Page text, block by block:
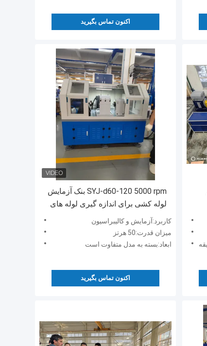
اکنون تماس بگیرید
SYJ-d60-120 5000 rpm بنک آزمایش
لوله کشی برای اندازه گیری لوله های
دارای قطر داخلی 60-120mm
کاربرد:آزمایش و کالیبراسیون
میزان قدرت:50 هرتز
ابعاد:بسته به مدل متفاوت است
اکنون تماس بگیرید